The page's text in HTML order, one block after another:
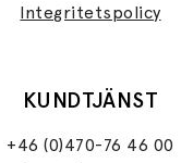
Integritetspolicy
KUNDTJÄNST
+46 (0)470-76 46 00